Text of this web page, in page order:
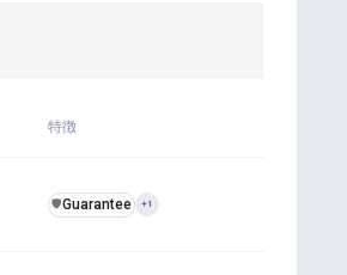
特徴
️🛡️Guarantee +1